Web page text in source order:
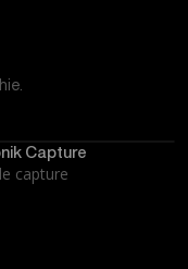
Capture
capture